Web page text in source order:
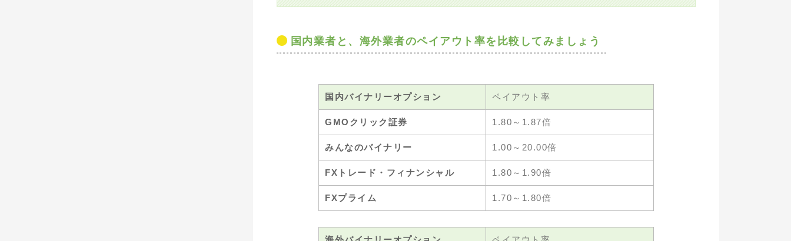
国内業者と、海外業者のペイアウト率を比較してみましょう
国内バイナリーオプション ペイアウト率
GMOクリック証券 1.80～1.87倍
みんなのバイナリー 1.00～20.00倍
FXトレード・フィナンシャル 1.80～1.90倍
FXプライム 1.70～1.80倍